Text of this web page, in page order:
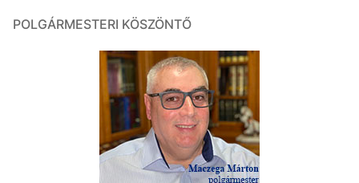
POLGÁRMESTERI KÖSZÖNTŐ